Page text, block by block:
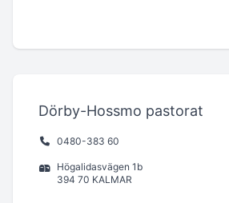
Dörby-Hossmo pastorat
0480-383 60
Högalidasvägen 1b
394 70 KALMAR